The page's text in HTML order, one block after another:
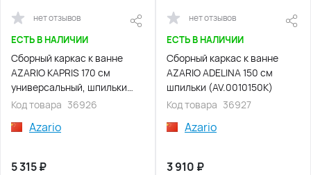
нет отзывов
ЕСТЬ В НАЛИЧИИ
Сборный каркас к ванне
AZARIO KAPRIS 170 см
универсальный, шпильки
(AV0063170K)
Код товара 36926
Azario
5 315₽
нет отзывов
ЕСТЬ В НАЛИЧИИ
Сборный каркас к ванне
AZARIO ADELINA 150 см
шпильки (AV.0010150K)
Код товара 36927
Azario
3 910 ₽